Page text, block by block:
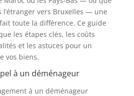
vers Bruxelles — une
toute la différence. Ce guide
les étapes clés, les coûts
et les astuces pour un
vos biens.
à un déménageur
à un déménageur